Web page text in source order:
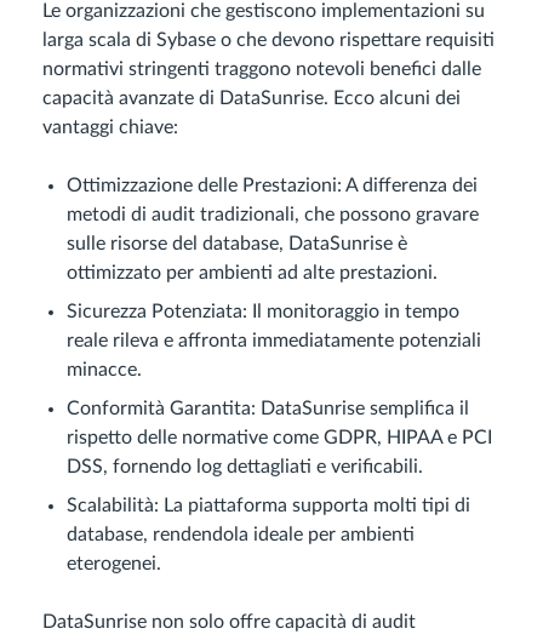
Le organizzazioni che gestiscono implementazioni su
larga scala di Sybase o che devono rispettare requisiti
normativi stringenti traggono notevoli benefici dalle
capacità avanzate di DataSunrise. Ecco alcuni dei
vantaggi chiave:
Ottimizzazione delle Prestazioni: A differenza dei
metodi di audit tradizionali, che possono gravare
sulle risorse del database, DataSunrise è
ottimizzato per ambienti ad alte prestazioni.
Sicurezza Potenziata: Il monitoraggio in tempo
reale rileva e affronta immediatamente potenziali
minacce.
Conformità Garantita: DataSunrise semplifica il
rispetto delle normative come GDPR, HIPAA e PCI
DSS, fornendo log dettagliati e verificabili.
Scalabilità: La piattaforma supporta molti tipi di
database, rendendola ideale per ambienti
eterogenei.
DataSunrise non solo offre capacità di audit